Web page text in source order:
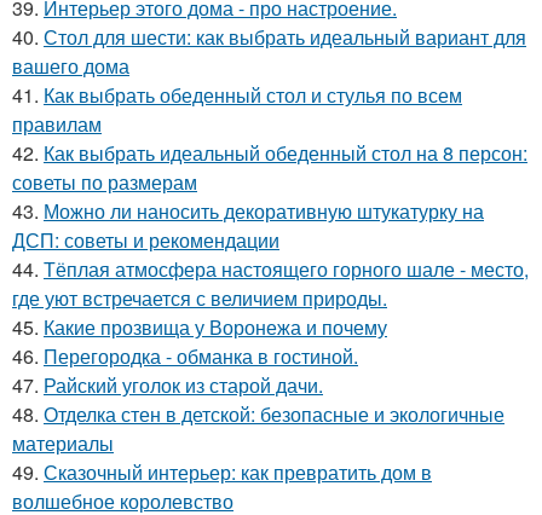
39. Интерьер этого дома - про настроение.
40. Стол для шести: как выбрать идеальный вариант для
вашего дома
41. Как выбрать обеденный стол и стулья по всем
правилам
42. Как выбрать идеальный обеденный стол на 8 персон:
советы по размерам
43. Можно ли наносить декоративную штукатурку на
ДСП: советы и рекомендации
44. Тёплая атмосфера настоящего горного шале - место,
где уют встречается с величием природы.
45. Какие прозвища у Воронежа и почему
46. Перегородка - обманка в гостиной.
47. Райский уголок из старой дачи.
48. Отделка стен в детской: безопасные и экологичные
материалы
49. Сказочный интерьер: как превратить дом в
волшебное королевство